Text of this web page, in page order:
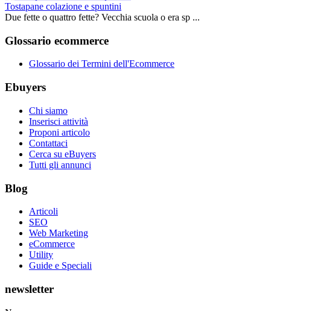
Tostapane colazione e spuntini
Due fette o quattro fette? Vecchia scuola o era sp ...
Glossario ecommerce
Glossario dei Termini dell'Ecommerce
Ebuyers
Chi siamo
Inserisci attività
Proponi articolo
Contattaci
Cerca su eBuyers
Tutti gli annunci
Blog
Articoli
SEO
Web Marketing
eCommerce
Utility
Guide e Speciali
newsletter